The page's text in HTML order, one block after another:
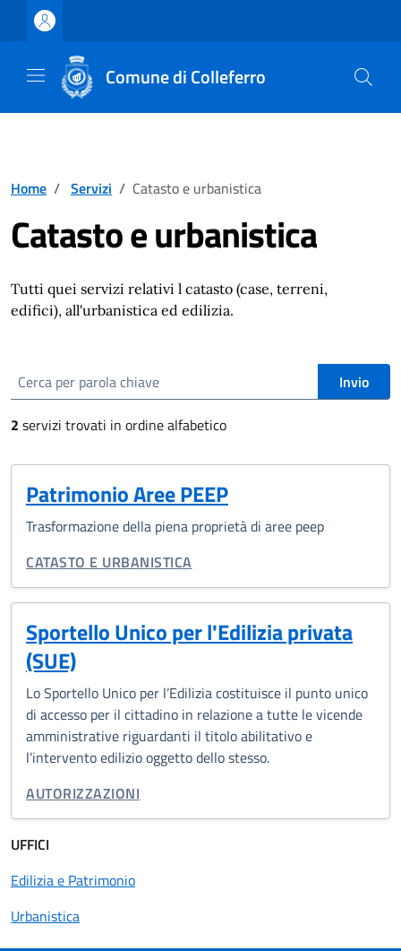
Vai ai contenuti
Vai al footer
Comune di Colleferro
Home / Servizi / Catasto e urbanistica
Catasto e urbanistica
Tutti quei servizi relativi l catasto (case, terreni,
edifici), all'urbanistica ed edilizia.
cerca Invio
2 servizi trovati in ordine alfabetico
Patrimonio Aree PEEP
Trasformazione della piena proprietà di aree peep
CATEGORIA CORRELATA:
CATASTO E URBANISTICA
Sportello Unico per l'Edilizia privata
(SUE)
Lo Sportello Unico per l’Edilizia costituisce il punto unico
di accesso per il cittadino in relazione a tutte le vicende
amministrative riguardanti il titolo abilitativo e
l’intervento edilizio oggetto dello stesso.
CATEGORIA CORRELATA:
AUTORIZZAZIONI
UFFICI
Edilizia e Patrimonio
Urbanistica